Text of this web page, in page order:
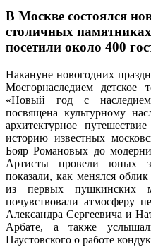
В Москве состоялся
столичных
посетили около 400
Накануне новогодних
Мосгорнаследием детское
«Новый год с
посвящена культурному
архитектурное
историю известных
Бояр Романовых до
Артисты провели юных
показали, как менялся
из первых пушкинских
почувствовали атмосферу
Александра Сергеевича и
Арбате, а также
Паустовского о работе